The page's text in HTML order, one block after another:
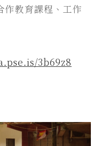
作教育課程、工作
3b69z8